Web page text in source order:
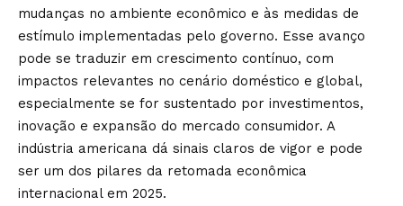
mudanças no ambiente econômico e às medidas de
estímulo implementadas pelo governo. Esse avanço
pode se traduzir em crescimento contínuo, com
impactos relevantes no cenário doméstico e global,
especialmente se for sustentado por investimentos,
inovação e expansão do mercado consumidor. A
indústria americana dá sinais claros de vigor e pode
ser um dos pilares da retomada econômica
internacional em 2025.